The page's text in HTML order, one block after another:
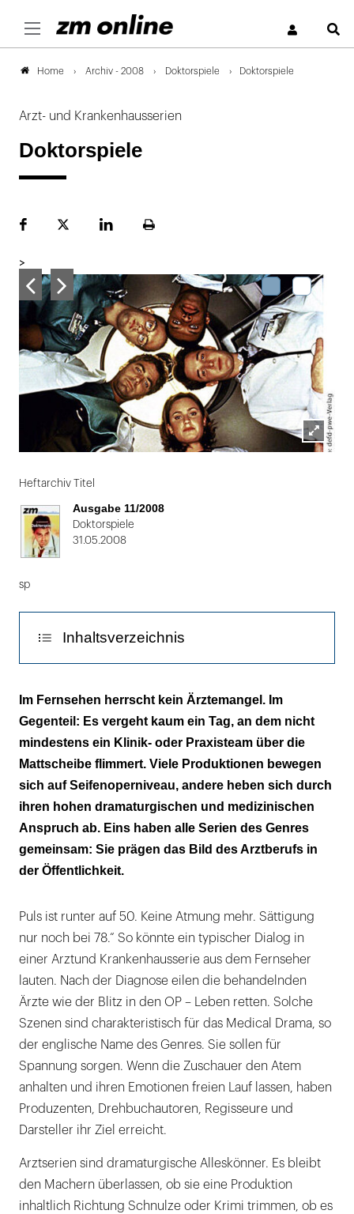
Home Archiv - 2008 Doktorspiele Doktorspiele
Arzt- und Krankenhausserien
Doktorspiele
FacebookPlattformLinekdInSeite
>
Lightbox
1
von
Heftarchiv Titel
Ausgabe 11/2008
Doktorspiele
31.05.2008
sp
Inhaltsverzeichnis
Überarzt mit großem Herz
Falsche Erwartungen
Anbruch der Neuzeit
Der Gefürchtete
Im Fernsehen herrscht kein Ärztemangel. Im
Gegenteil: Es vergeht kaum ein Tag, an dem nicht
mindestens ein Klinik- oder Praxisteam über die
Mattscheibe flimmert. Viele Produktionen bewegen
sich auf Seifenoperniveau, andere heben sich durch
ihren hohen dramaturgischen und medizinischen
Anspruch ab. Eins haben alle Serien des Genres
gemeinsam: Sie prägen das Bild des Arztberufs in
der Öffentlichkeit.
Puls ist runter auf 50. Keine Atmung mehr. Sättigung
nur noch bei 78.“ So könnte ein typischer Dialog in
einer Arztund Krankenhausserie aus dem Fernseher
lauten. Nach der Diagnose eilen die behandelnden
Ärzte wie der Blitz in den OP – Leben retten. Solche
Szenen sind charakteristisch für das Medical Drama, so
der englische Name des Genres. Sie sollen für
Spannung sorgen. Wenn die Zuschauer den Atem
anhalten und ihren Emotionen freien Lauf lassen, haben
Produzenten, Drehbuchautoren, Regisseure und
Darsteller ihr Ziel erreicht.
Arztserien sind dramaturgische Alleskönner. Es bleibt
den Machern überlassen, ob sie eine Produktion
inhaltlich Richtung Schnulze oder Krimi trimmen, ob es